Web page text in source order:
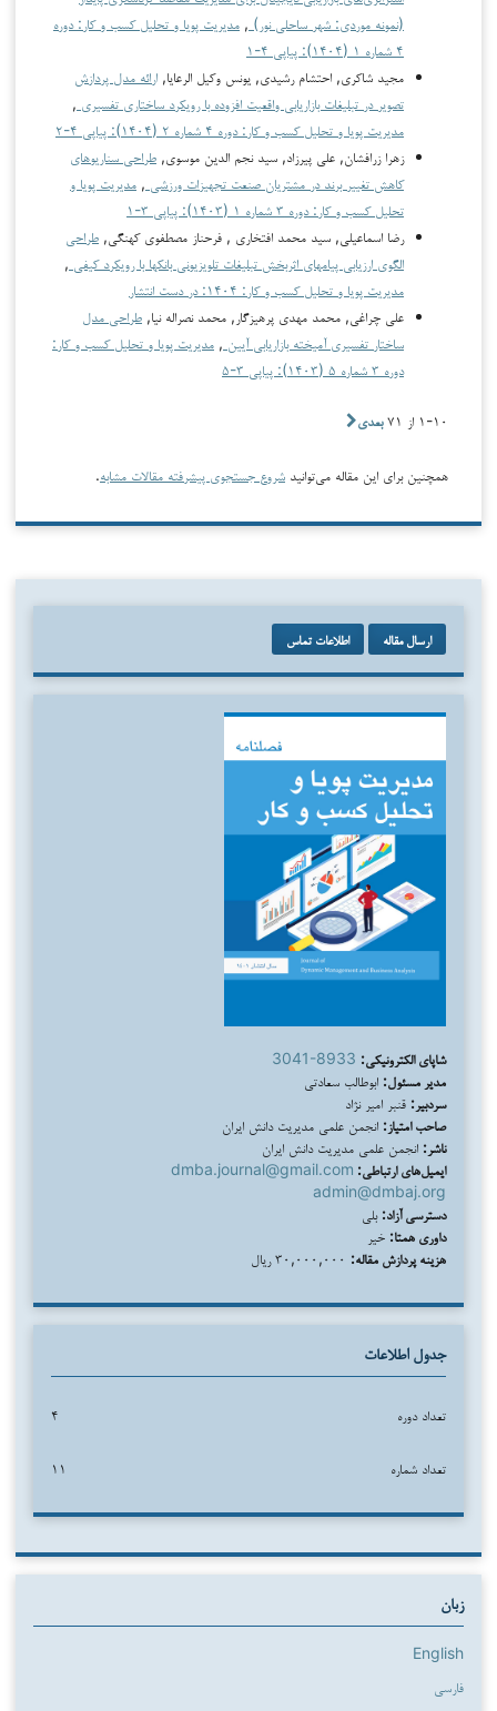
(نمونه موردی: شهر ساحلی نور) , مدیریت پویا و تحلیل کسب و کار: دوره
۴ شماره ۱ (۱۴۰۴): پیاپی ۴-۱
مجید شاکری, احتشام رشیدی, یونس وکیل الرعایا, ارائه مدل پردازش
تصویر در تبلیغات بازاریابی واقعیت افزوده با رویکرد ساختاری تفسیری ,
مدیریت پویا و تحلیل کسب و کار: دوره ۴ شماره ۲ (۱۴۰۴): پیاپی ۴-۲
زهرا زرافشان, علی پیرزاد, سید نجم الدین موسوی, طراحی سناریوهای
کاهش تغییر برند در مشتریان صنعت تجهیزات ورزشی , مدیریت پویا و
تحلیل کسب و کار: دوره ۳ شماره ۱ (۱۴۰۳): پیاپی ۳-۱
رضا اسماعیلی, سید محمد افتخاری , فرحناز مصطفوی کهنگی, طراحی
الگوی ارزیابی پیامهای اثربخش تبلیغات تلویزیونی بانکها با رویکرد کیفی ,
مدیریت پویا و تحلیل کسب و کار: ۱۴۰۴: در دست انتشار
علی چراغی, محمد مهدی پرهیزگار, محمد نصراله نیا, طراحی مدل
ساختار تفسیری آمیخته بازاریابی آیین , مدیریت پویا و تحلیل کسب و کار:
دوره ۳ شماره ۵ (۱۴۰۳): پیاپی ۳-۵
۱-۱۰ از ۷۱ بعدی
همچنین برای این مقاله می‌توانید شروع جستجوی پیشرفته مقالات مشابه.
ارسال مقاله اطلاعات تماس
شاپای الکترونیکی: 3041-8933
مدیر مسئول: ابوطالب سعادتی
سردبیر: قنبر امیر نژاد
صاحب امتیاز: انجمن علمی مدیریت دانش ایران
ناشر: انجمن علمی مدیریت دانش ایران
ایمیل‌های ارتباطی: dmba.journal@gmail.com
admin@dmbaj.org
دسترسی آزاد: بلی
داوری همتا: خیر
هزینه پردازش مقاله:
جدول اطلاعات
تعداد دوره ۴
تعداد شماره ۱۱
زبان
English
فارسی